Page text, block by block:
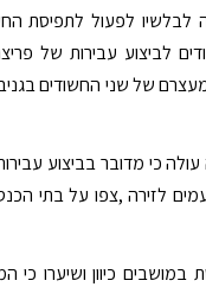
לבלשיו לפעול לתפיסת
לביצוע עבירות של
של שני החשודים
כי מדובר בביצוע
לזירה ,צפו על בתי
כיוון ושיערו כי